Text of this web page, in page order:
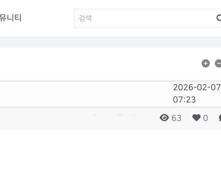
니티
2026-02-07
07:23
63 0